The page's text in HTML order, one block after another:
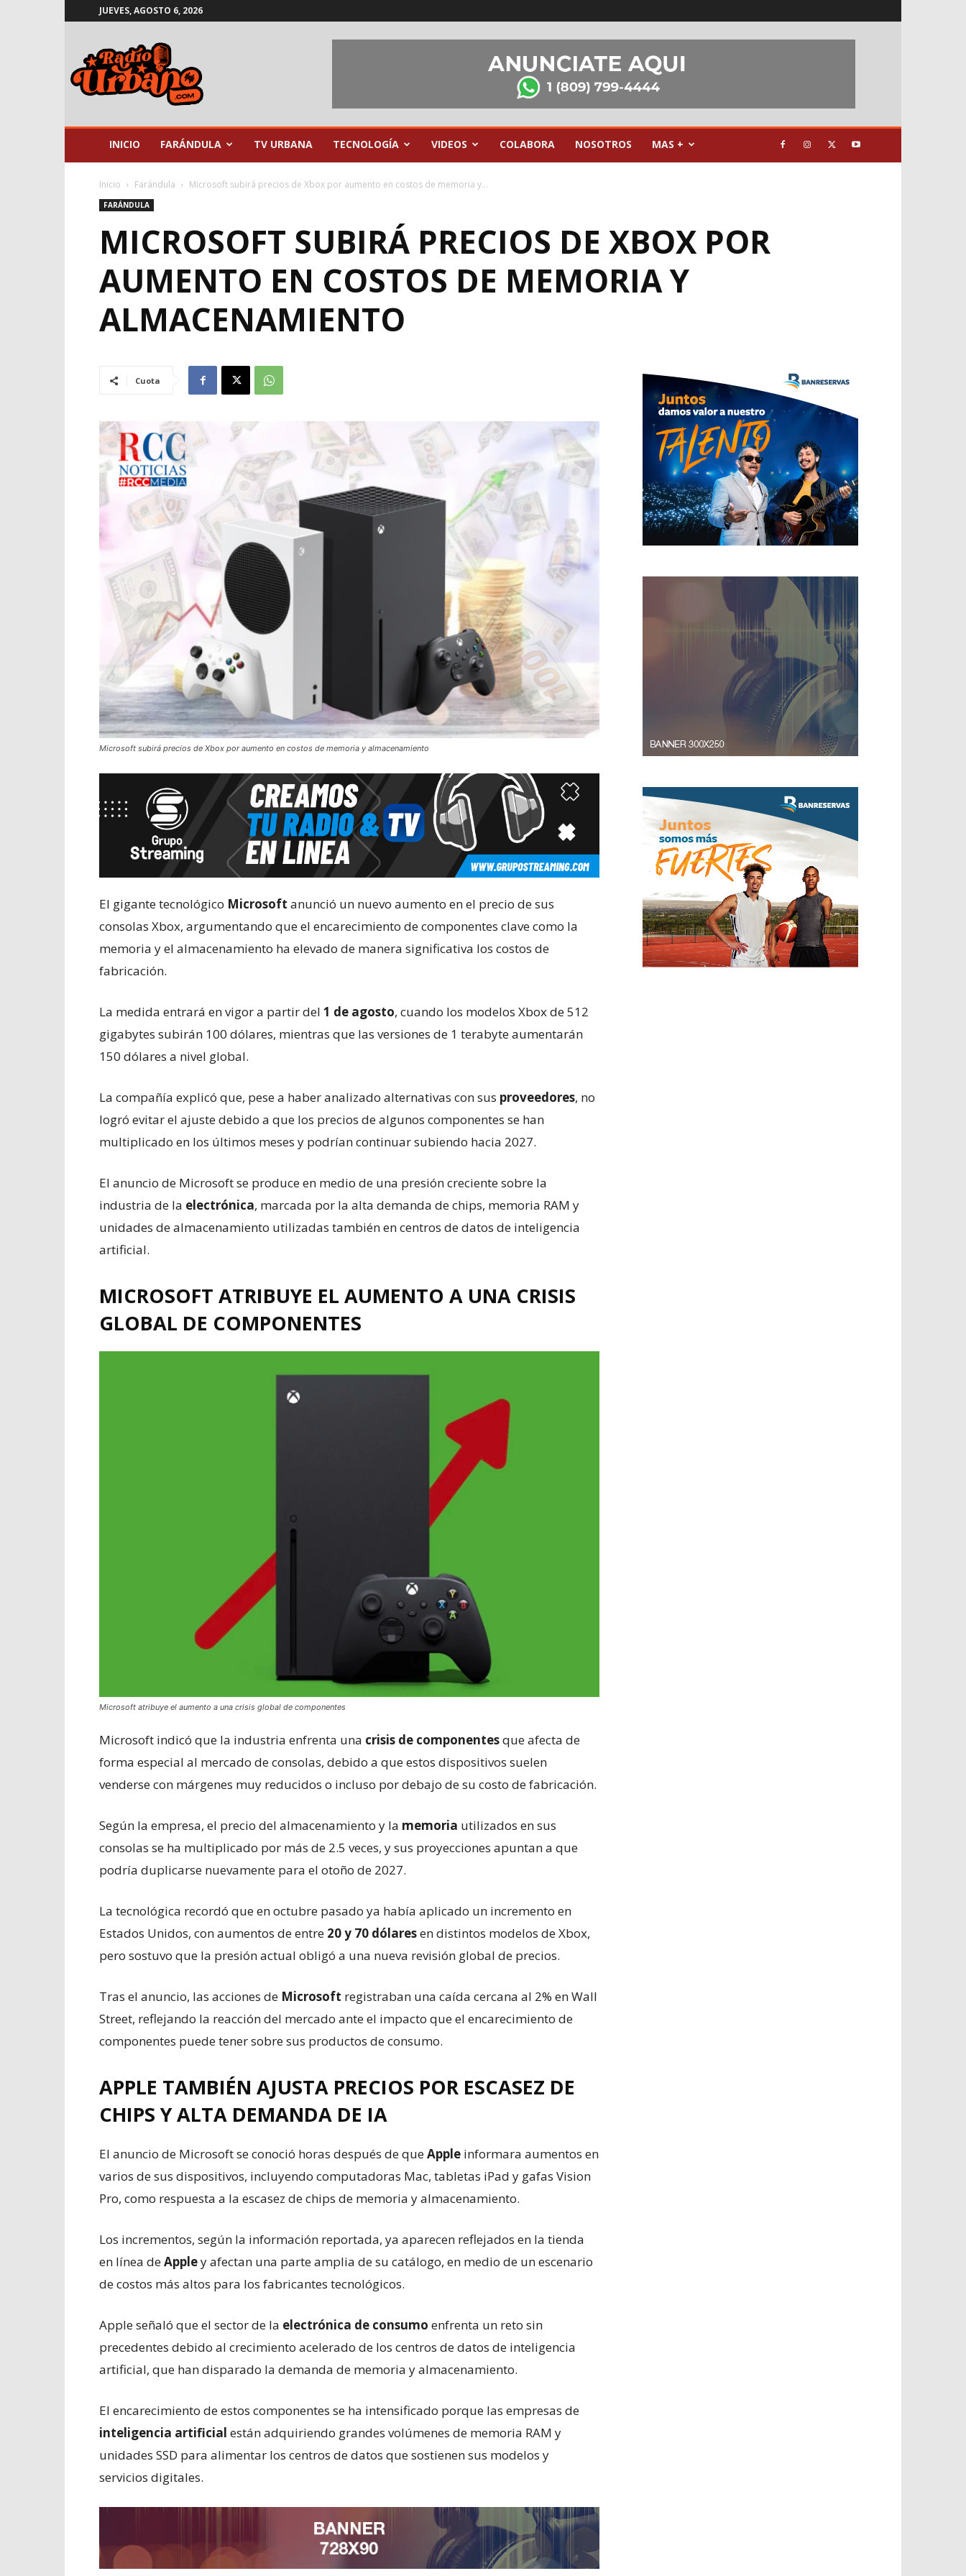
JUEVES, AGOSTO 6, 2026
INICIO FARÁNDULA TV URBANA TECNOLOGÍA VIDEOS COLABORA NOSOTROS MAS +
Inicio Farándula Microsoft subirá precios de Xbox por aumento en costos de memoria y...
FARÁNDULA
MICROSOFT SUBIRÁ PRECIOS DE XBOX POR
AUMENTO EN COSTOS DE MEMORIA Y
ALMACENAMIENTO
Cuota
Microsoft subirá precios de Xbox por aumento en costos de memoria y almacenamiento
El gigante tecnológico Microsoft anunció un nuevo aumento en el precio de sus
consolas Xbox, argumentando que el encarecimiento de componentes clave como la
memoria y el almacenamiento ha elevado de manera significativa los costos de
fabricación.
La medida entrará en vigor a partir del 1 de agosto, cuando los modelos Xbox de 512
gigabytes subirán 100 dólares, mientras que las versiones de 1 terabyte aumentarán
150 dólares a nivel global.
La compañía explicó que, pese a haber analizado alternativas con sus proveedores, no
logró evitar el ajuste debido a que los precios de algunos componentes se han
multiplicado en los últimos meses y podrían continuar subiendo hacia 2027.
El anuncio de Microsoft se produce en medio de una presión creciente sobre la
industria de la electrónica, marcada por la alta demanda de chips, memoria RAM y
unidades de almacenamiento utilizadas también en centros de datos de inteligencia
artificial.
MICROSOFT ATRIBUYE EL AUMENTO A UNA CRISIS
GLOBAL DE COMPONENTES
Microsoft atribuye el aumento a una crisis global de componentes
Microsoft indicó que la industria enfrenta una crisis de componentesque afecta de
forma especial al mercado de consolas, debido a que estos dispositivos suelen
venderse con márgenes muy reducidos o incluso por debajo de su costo de fabricación.
Según la empresa, el precio del almacenamiento y la memoria utilizados en sus
consolas se ha multiplicado por más de 2.5 veces, y sus proyecciones apuntan a que
podría duplicarse nuevamente para el otoño de 2027.
La tecnológica recordó que en octubre pasado ya había aplicado un incremento en
Estados Unidos, con aumentos de entre 20 y 70 dólaresen distintos modelos de Xbox,
pero sostuvo que la presión actual obligó a una nueva revisión global de precios.
Tras el anuncio, las acciones de Microsoft registraban una caída cercana al 2% en Wall
Street, reflejando la reacción del mercado ante el impacto que el encarecimiento de
componentes puede tener sobre sus productos de consumo.
APPLE TAMBIÉN AJUSTA PRECIOS POR ESCASEZ DE
CHIPS Y ALTA DEMANDA DE IA
El anuncio de Microsoft se conoció horas después de queApple informara aumentos en
varios de sus dispositivos, incluyendo computadoras Mac, tabletas iPad y gafas Vision
Pro, como respuesta a la escasez de chips de memoria y almacenamiento.
Los incrementos, según la información reportada, ya aparecen reflejados en la tienda
en línea deAppley afectan una parte amplia de su catálogo, en medio de un escenario
de costos más altos para los fabricantes tecnológicos.
Apple señaló que el sector de la electrónica de consumo enfrenta un reto sin
precedentes debido al crecimiento acelerado de los centros de datos de inteligencia
artificial, que han disparado la demanda de memoria y almacenamiento.
El encarecimiento de estos componentes se ha intensificado porque las empresas de
inteligencia artificial están adquiriendo grandes volúmenes de memoria RAM y
unidades SSD para alimentar los centros de datos que sostienen sus modelos y
servicios digitales.